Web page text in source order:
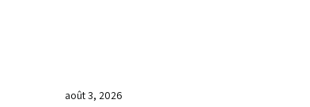
août 3, 2026